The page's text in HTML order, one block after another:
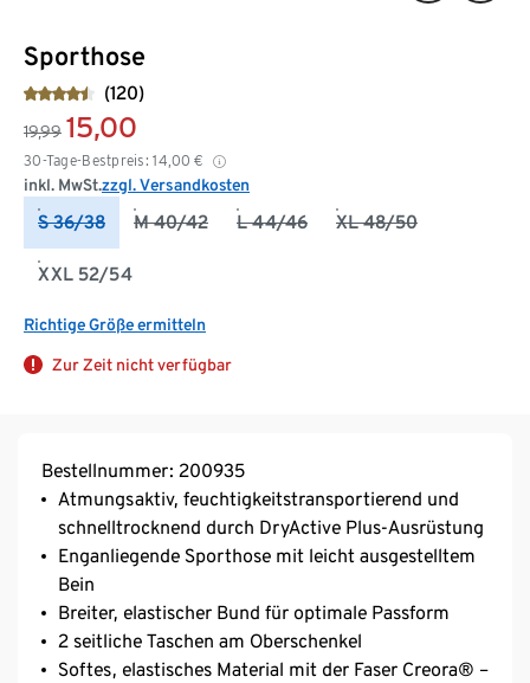
Sporthose
(120)
19,99 15,00
30-Tage-Bestpreis: 14,00 €
inkl. MwSt.zzgl. Versandkosten
S 36/38 M 40/42 L 44/46 XL 48/50
XXL 52/54
Richtige Größe ermitteln
Zur Zeit nicht verfügbar
Bestellnummer: 200935
Atmungsaktiv, feuchtigkeitstransportierend und
schnelltrocknend durch DryActive Plus-Ausrüstung
Enganliegende Sporthose mit leicht ausgestelltem
Bein
Breiter, elastischer Bund für optimale Passform
2 seitliche Taschen am Oberschenkel
Softes, elastisches Material mit der Faser Creora® –